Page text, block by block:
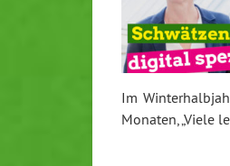
Im
Monaten, „Viele